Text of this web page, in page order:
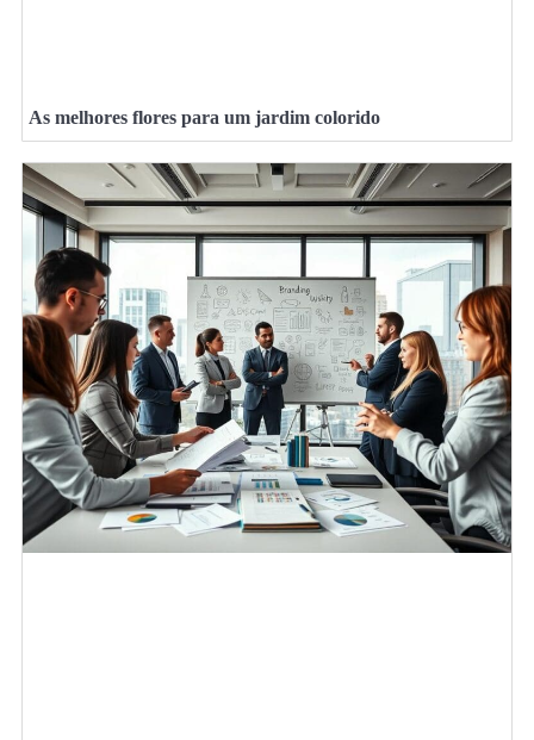
As melhores flores para um jardim colorido